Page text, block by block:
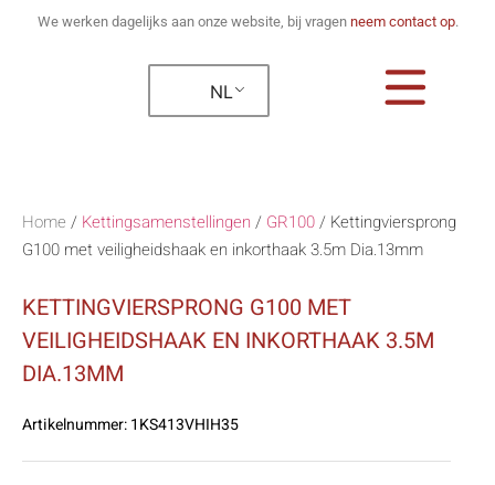
We werken dagelijks aan onze website, bij vragen neem contact op.
NL
Home / Kettingsamenstellingen / GR100/ Kettingviersprong
G100 met veiligheidshaak en inkorthaak 3.5m Dia.13mm
KETTINGVIERSPRONG G100 MET
VEILIGHEIDSHAAK EN INKORTHAAK 3.5M
DIA.13MM
Artikelnummer:1KS413VHIH35